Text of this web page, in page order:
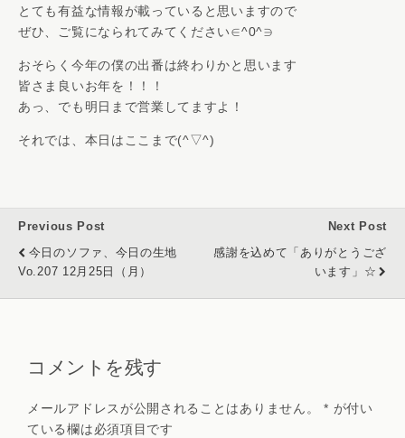
とても有益な情報が載っていると思いますので
ぜひ、ご覧になられてみてください∈^0^∋
おそらく今年の僕の出番は終わりかと思います
皆さま良いお年を！！！
あっ、でも明日まで営業してますよ！
それでは、本日はここまで(^▽^)
Previous Post
今日のソファ、今日の生地
Vo.207 12月25日（月）
Next Post
感謝を込めて「ありがとうござ
います」☆
コメントを残す
メールアドレスが公開されることはありません。 * が付い
ている欄は必須項目です